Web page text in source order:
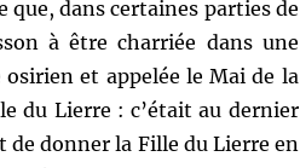
que, dans certaines parties de
à être charriée dans une
et appelée le Mai de la
du Lierre : c’était au dernier
donner la Fille du Lierre en